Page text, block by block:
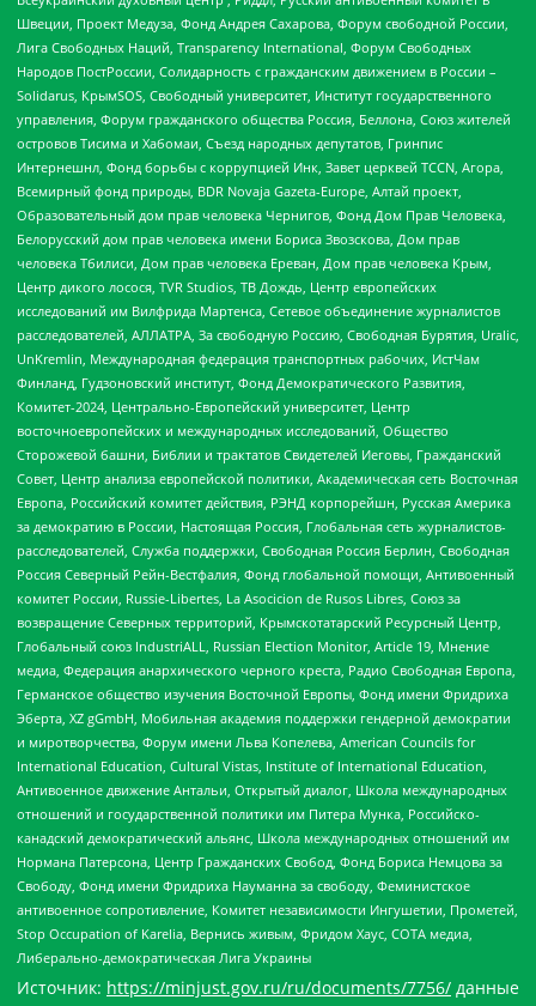
Швеции, Проект Медуза, Фонд Андрея Сахарова, Форум свободной России,
Лига Свободных Наций, Transparеncy International, Форум Свободных
Народов ПостРоссии, Солидарность с гражданским движением в России –
Solidarus, КрымSOS, Свободный университет, Институт государственного
управления, Форум гражданского общества Россия, Беллона, Союз жителей
островов Тисима и Хабомаи, Съезд народных депутатов, Гринпис
Интернешнл, Фонд борьбы с коррупцией Инк, Завет церквей TCCN, Агора,
Всемирный фонд природы, BDR Novaja Gazeta-Europe, Алтай проект,
Образовательный дом прав человека Чернигов, Фонд Дом Прав Человека,
Белорусский дом прав человека имени Бориса Звозскова, Дом прав
человека Тбилиси, Дом прав человека Ереван, Дом прав человека Крым,
Центр дикого лосося, TVR Studios, ТВ Дождь, Центр европейских
исследований им Вилфрида Мартенса, Сетевое объединение журналистов
расследователей, АЛЛАТРА, За свободную Россию, Свободная Бурятия, Uralic,
UnKremlin, Международная федерация транспортных рабочих, ИстЧам
Финланд, Гудзоновский институт, Фонд Демократического Развития,
Комитет-2024, Центрально-Европейский университет, Центр
восточноевропейских и международных исследований, Общество
Сторожевой башни, Библии и трактатов Свидетелей Иеговы, Гражданский
Совет, Центр анализа европейской политики, Академическая сеть Восточная
Европа, Российский комитет действия, РЭНД корпорейшн, Русская Америка
за демократию в России, Настоящая Россия, Глобальная сеть журналистов-
расследователей, Служба поддержки, Свободная Россия Берлин, Свободная
Россия Северный Рейн-Вестфалия, Фонд глобальной помощи, Антивоенный
комитет России, Russie-Libertes, La Asocicion de Rusos Libres, Союз за
возвращение Северных территорий, Крымскотатарский Ресурсный Центр,
Глобальный союз IndustriALL, Russian Election Monitor, Article 19, Мнение
медиа, Федерация анархического черного креста, Радио Свободная Европа,
Германское общество изучения Восточной Европы, Фонд имени Фридриха
Эберта, XZ gGmbH, Мобильная академия поддержки гендерной демократии
и миротворчества, Форум имени Льва Копелева, American Councils for
International Education, Cultural Vistas, Institute of International Education,
Антивоенное движение Антальи, Открытый диалог, Школа международных
отношений и государственной политики им Питера Мунка, Российско-
канадский демократический альянс, Школа международных отношений им
Нормана Патерсона, Центр Гражданских Свобод, Фонд Бориса Немцова за
Свободу, Фонд имени Фридриха Науманна за свободу, Феминистское
антивоенное сопротивление, Комитет независимости Ингушетии, Прометей,
Stop Occupation of Karelia, Вернись живым, Фридом Хаус, СОТА медиа,
Либерально-демократическая Лига Украины
Источник: https://minjust.gov.ru/ru/documents/7756/ данные